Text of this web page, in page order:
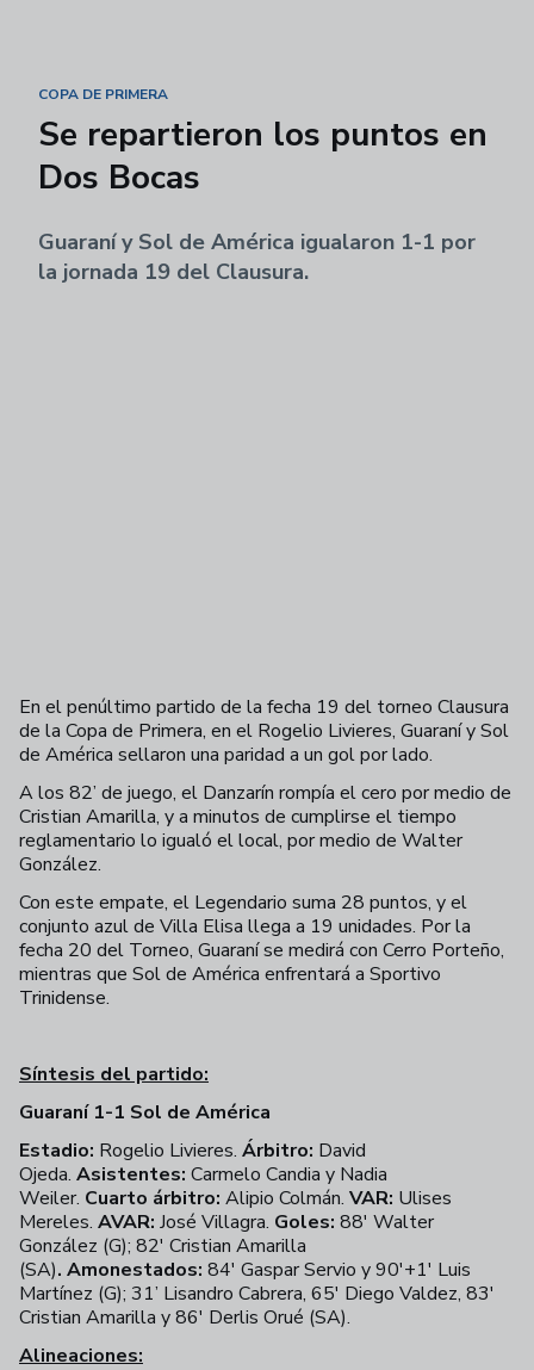
COPA DE PRIMERA
Se repartieron los puntos en
Dos Bocas
Guaraní y Sol de América igualaron 1-1 por
la jornada 19 del Clausura.
En el penúltimo partido de la fecha 19 del torneo Clausura
de la Copa de Primera, en el Rogelio Livieres, Guaraní y Sol
de América sellaron una paridad a un gol por lado.
A los 82’ de juego, el Danzarín rompía el cero por medio de
Cristian Amarilla, y a minutos de cumplirse el tiempo
reglamentario lo igualó el local, por medio de Walter
González.
Con este empate, el Legendario suma 28 puntos, y el
conjunto azul de Villa Elisa llega a 19 unidades. Por la
fecha 20 del Torneo, Guaraní se medirá con Cerro Porteño,
mientras que Sol de América enfrentará a Sportivo
Trinidense.
Síntesis del partido:
Guaraní 1-1 Sol de América
Estadio: Rogelio Livieres. Árbitro: David
Ojeda. Asistentes: Carmelo Candia y Nadia
Weiler. Cuarto árbitro: Alipio Colmán. VAR: Ulises
Mereles. AVAR: José Villagra. Goles: 88' Walter
González (G); 82' Cristian Amarilla
(SA). Amonestados: 84' Gaspar Servio y 90'+1' Luis
Martínez (G); 31’ Lisandro Cabrera, 65' Diego Valdez, 83'
Cristian Amarilla y 86' Derlis Orué (SA).
Alineaciones: